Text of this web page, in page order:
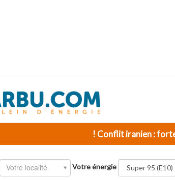
! Conflit iranien :
Votre localité Votre énergie